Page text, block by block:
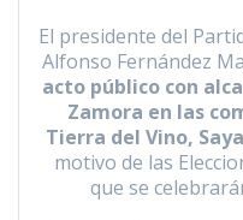
o
o
k
e
r
A
p
p
r
a
m
El presidente del
Alfonso Fernández
acto público con
Zamora en las
Tierra del Vino,
motivo de las
que se